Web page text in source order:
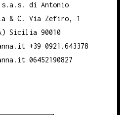
s.a.s. di Antonio
& C. Via Zefiro, 1
Sicilia 90010
+39 0921.643378
06452190827